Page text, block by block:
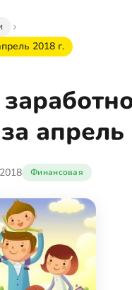
2018 г.
апрель
Финансовая